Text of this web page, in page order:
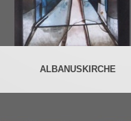
ALBANUSKIRCHE